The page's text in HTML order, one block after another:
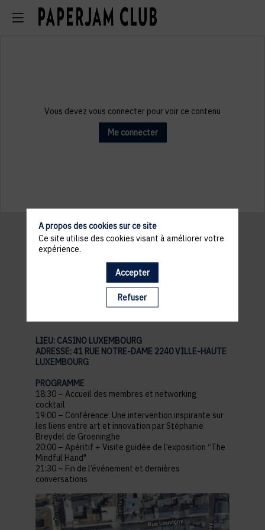
Vous devez vous connecter pour voir ce contenu
Me connecter
Informations
pratiques
LIEU: CASINO LUXEMBOURG
ADRESSE: 41 RUE NOTRE-DAME 2240 VILLE-HAUTE
LUXEMBOURG
PROGRAMME
18:30 – Accueil des membres et networking
cocktail
19:00 – Conférence: Une intervention inspirante sur
les liens entre art et innovation par Stéphanie
Breydel de Groeninghe
20:00 – Apéritif + Visite guidée de l’exposition “The
Mindful Hand"
21:30 – Fin de l’événement et dernières
conversations
A propos des cookies sur ce site
Ce site utilise des cookies visant à améliorer votre
expérience.
Accepter
Refuser